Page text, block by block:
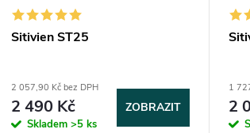
Sitivien ST25
2 057,90 Kč bez DPH
2 490 Kč
Skladem >5 ks
ZOBRAZIT
1
2